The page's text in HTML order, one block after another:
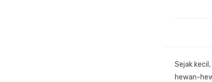
Sejak
hewan-